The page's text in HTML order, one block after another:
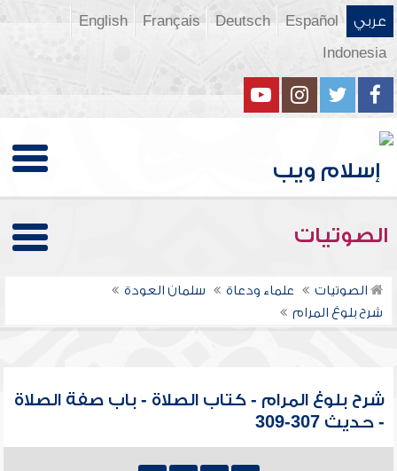
عربي Español
Deutsch
Français
English
Indonesia
الصوتيات
الصوتيات علماء ودعاة
سلمان العودة
شرح بلوغ المرام
شرح بلوغ المرام - كتاب الصلاة - باب صفة الصلاة
- حديث 307-309